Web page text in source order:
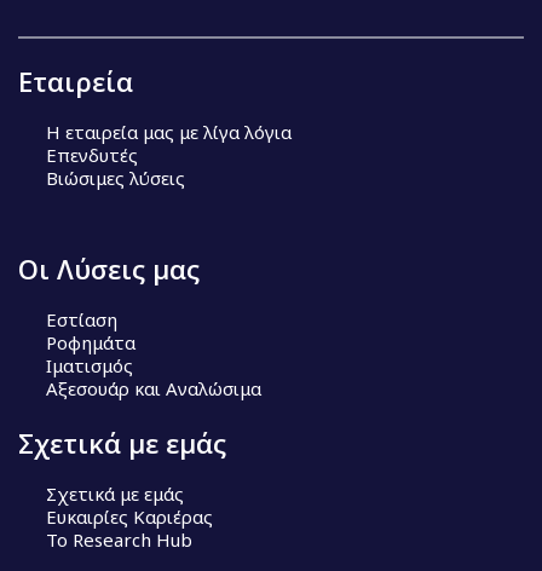
Εταιρεία
Η εταιρεία μας με λίγα λόγια
Επενδυτές
Βιώσιμες λύσεις
Οι Λύσεις μας
Εστίαση
Ροφημάτα
Ιματισμός
Αξεσουάρ και Αναλώσιμα
Σχετικά με εμάς
Σχετικά με εμάς
Ευκαιρίες Καριέρας
Το Research Hub